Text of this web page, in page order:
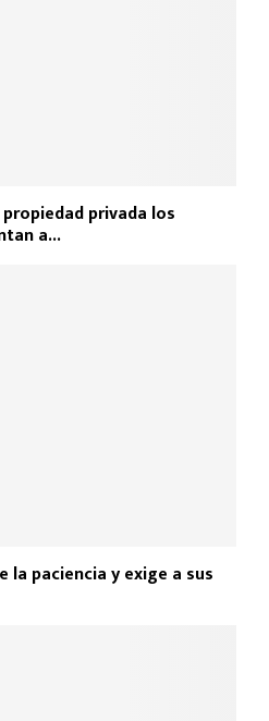
privada los
a...
la paciencia y exige a sus